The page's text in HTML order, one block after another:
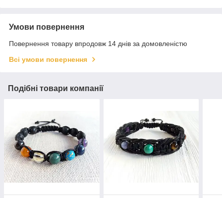
Умови повернення
Повернення товару впродовж 14 днів за домовленістю
Всі умови повернення
Подібні товари компанії